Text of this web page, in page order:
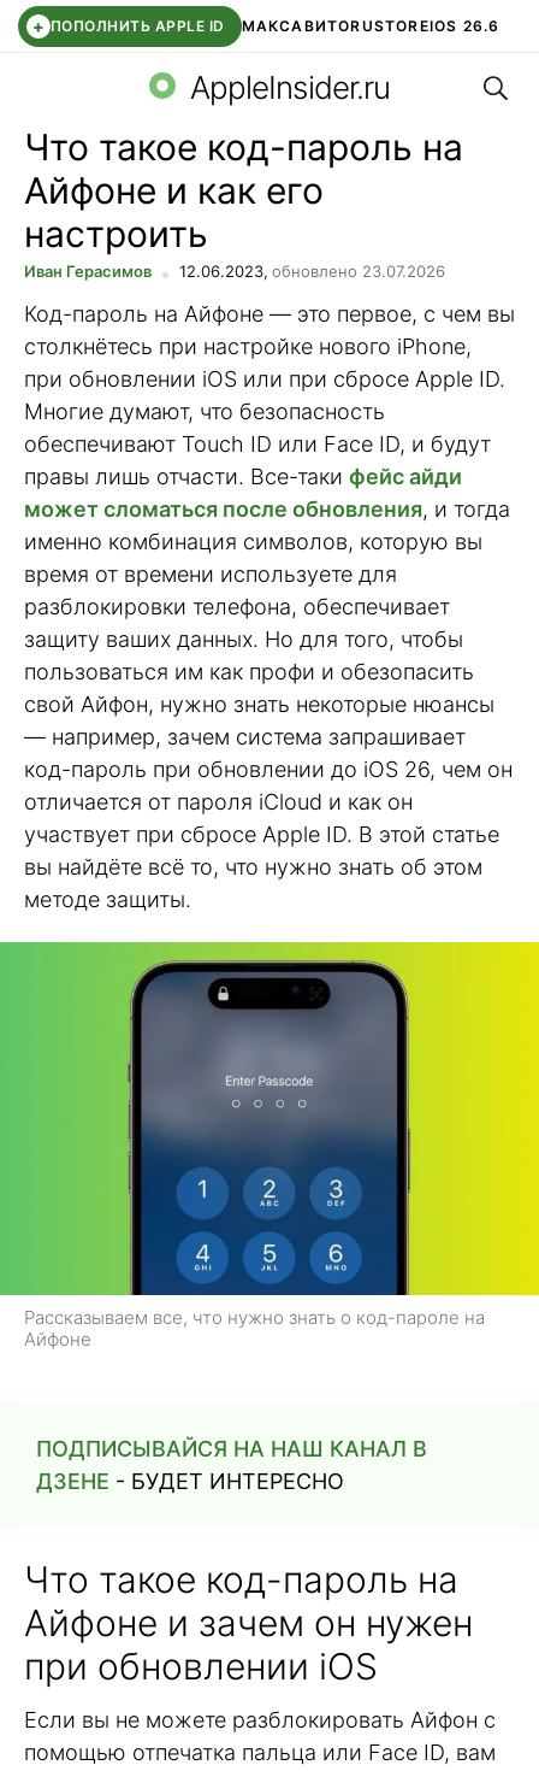
+ ПОПОЛНИТЬ APPLE ID МАКСАВИТОRUSTOREIOS 26.6
СБЕР КИДС ВТБ ОНЛАЙН ЧАТ В ROBLOX
AppleInsider.ru
Что такое код-пароль на
Айфоне и как его
настроить
Иван Герасимов 12.06.2023, обновлено 23.07.2026
Код-пароль на Айфоне — это первое, с чем вы
столкнётесь при настройке нового iPhone,
при обновлении iOS или при сбросе Apple ID.
Многие думают, что безопасность
обеспечивают Touch ID или Face ID, и будут
правы лишь отчасти. Все-таки фейс айди
может сломаться после обновления, и тогда
именно комбинация символов, которую вы
время от времени используете для
разблокировки телефона, обеспечивает
защиту ваших данных. Но для того, чтобы
пользоваться им как профи и обезопасить
свой Айфон, нужно знать некоторые нюансы
— например, зачем система запрашивает
код-пароль при обновлении до iOS 26, чем он
отличается от пароля iCloud и как он
участвует при сбросе Apple ID. В этой статье
вы найдёте всё то, что нужно знать об этом
методе защиты.
Рассказываем все, что нужно знать о код-пароле на
Айфоне
ПОДПИСЫВАЙСЯ НА НАШ КАНАЛ В
ДЗЕНЕ - БУДЕТ ИНТЕРЕСНО
Что такое код-пароль на
Айфоне и зачем он нужен
при обновлении iOS
Если вы не можете разблокировать Айфон с
помощью отпечатка пальца или Face ID, вам